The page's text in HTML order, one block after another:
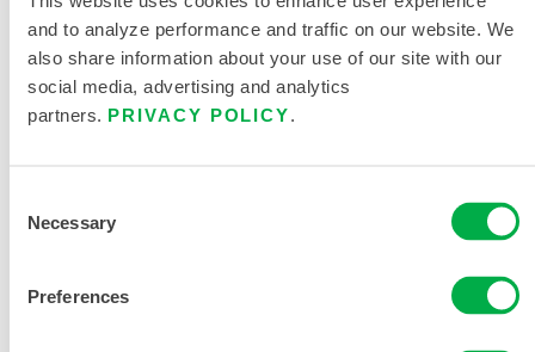
and to analyze performance and traffic on our website. We
also share information about your use of our site with our
social media, advertising and analytics
partners. PRIVACY POLICY.
Selection
Necessary
Preferences